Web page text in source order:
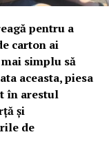
pentru a
carton ai
simplu să
aceasta, piesa
în arestul
și
de